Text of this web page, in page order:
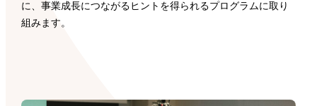
に、事業成長につながるヒントを得られるプログラムに取り
組みます。